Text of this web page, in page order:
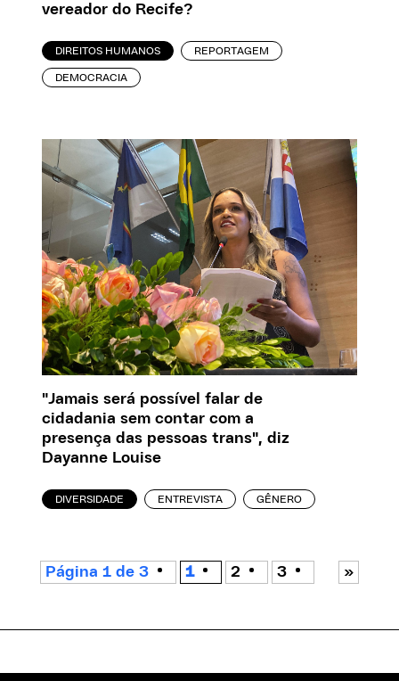
vereador do Recife?
DIREITOS HUMANOS REPORTAGEM
DEMOCRACIA
"Jamais será possível falar de
cidadania sem contar com a
presença das pessoas trans", diz
Dayanne Louise
DIVERSIDADE ENTREVISTA GÊNERO
Página 1 de 3 1 2 3 »